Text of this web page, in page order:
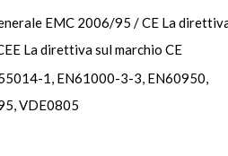
EMC 2006/95 / CE La
La direttiva sul marchio CE
1, EN61000-3-3, EN60950,
VDE0805